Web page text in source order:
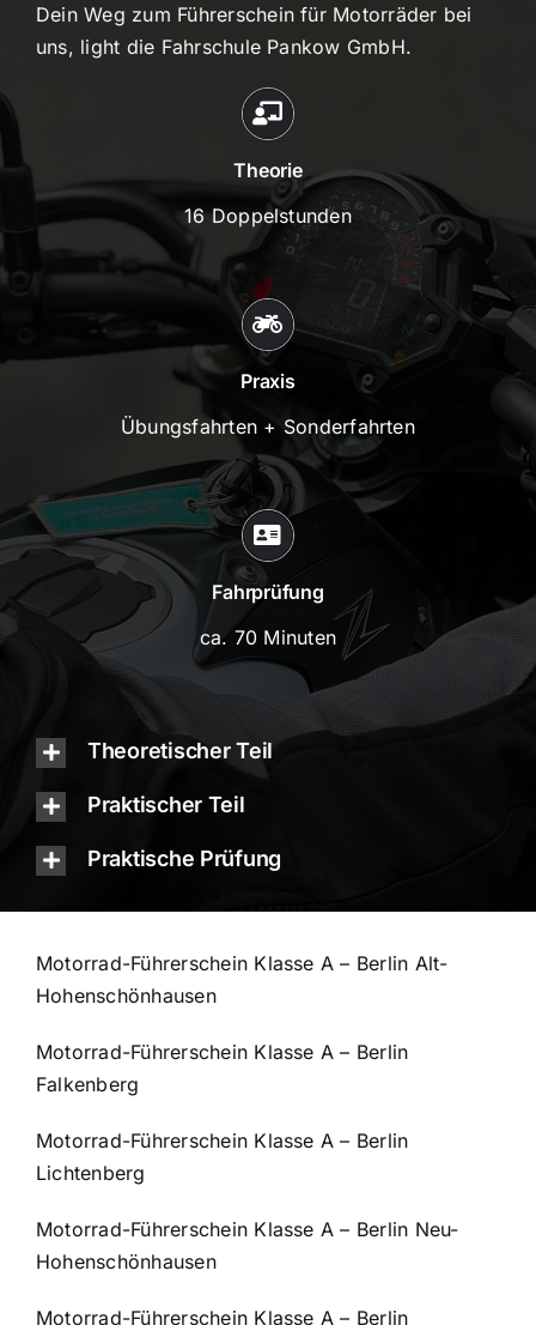
Dein Weg zum Führerschein für Motorräder bei
uns, light die Fahrschule Pankow GmbH.
Theorie
16 Doppelstunden
Praxis
Übungsfahrten + Sonderfahrten
Fahrprüfung
ca. 70 Minuten
Theoretischer Teil
Praktischer Teil
Praktische Prüfung
Motorrad-Führerschein Klasse A – Berlin Alt-
Hohenschönhausen
Motorrad-Führerschein Klasse A – Berlin
Falkenberg
Motorrad-Führerschein Klasse A – Berlin
Lichtenberg
Motorrad-Führerschein Klasse A – Berlin Neu-
Hohenschönhausen
Motorrad-Führerschein Klasse A – Berlin